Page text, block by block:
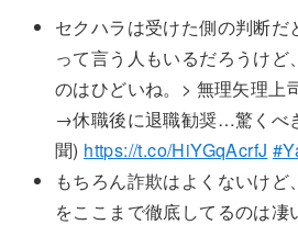
セクハラは受けた側の判断
って言う人もいるだろうけ
のはひどいね。> 無理矢理上
→休職後に退職勧奨…驚くべ
聞) https://t.co/HiYGqAcrfJ
もちろん詐欺はよくないけ
をここまで徹底してるのは